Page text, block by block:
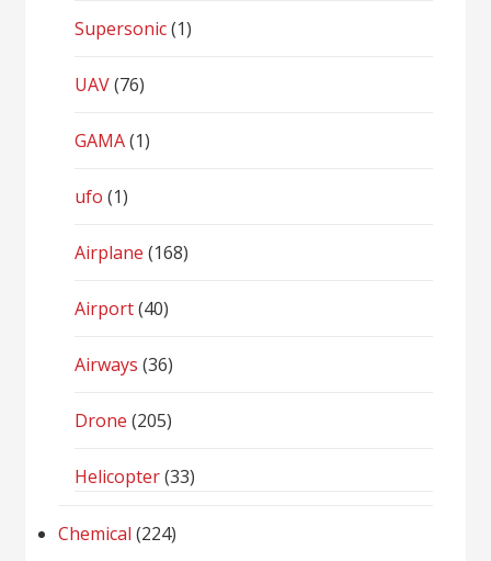
Supersonic(1)
UAV(76)
GAMA(1)
ufo (1)
Airplane (168)
Airport(40)
Airways (36)
Drone (205)
Helicopter(33)
Chemical (224)